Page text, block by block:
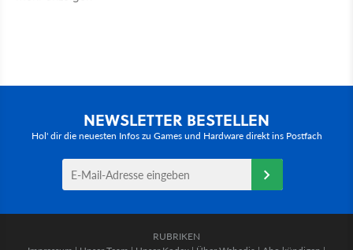
NEWSLETTER BESTELLEN
Hol' dir die neuesten Infos zu Games und Hardware direkt ins Postfach
RUBRIKEN